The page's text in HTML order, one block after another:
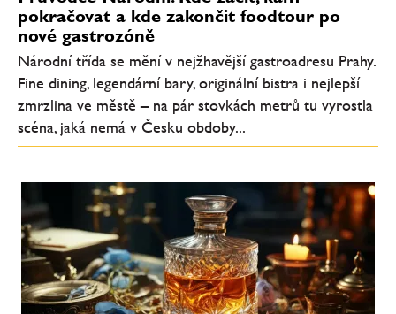
pokračovat a kde zakončit foodtour po
nové gastrozóně
Národní třída se mění v nejžhavější gastroadresu Prahy.
Fine dining, legendární bary, originální bistra i nejlepší
zmrzlina ve městě – na pár stovkách metrů tu vyrostla
scéna, jaká nemá v Česku obdoby...